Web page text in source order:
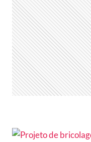
CANELADO
DO
FILME
PRETTY
WOMAN